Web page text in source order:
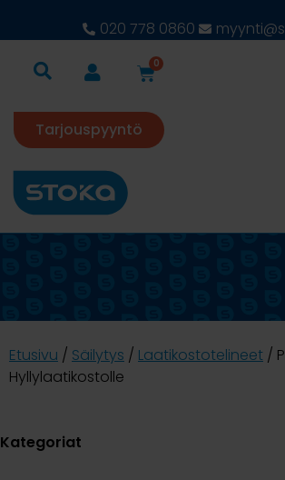
020 778 0860
0
Tarjouspyyntö
Etusivu / Säilytys / Laatikostotelineet /
Hyllylaatikostolle
Kategoriat